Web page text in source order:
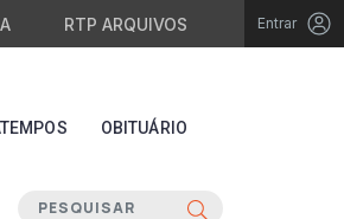
RTP ARQUIVOS Entrar
OBITUÁRIO